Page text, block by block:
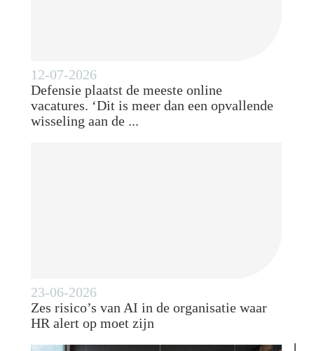
12-07-2026
Defensie plaatst de meeste online
vacatures. ‘Dit is meer dan een opvallende
wisseling aan de ...
23-06-2026
Zes risico’s van AI in de organisatie waar
HR alert op moet zijn